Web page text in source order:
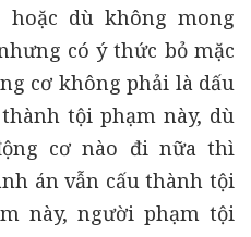
dù không mong
có ý thức bỏ mặc
cơ không phải là dấu
tội phạm này, dù
cơ nào đi nữa thì
án vẫn cấu thành tội
này, người phạm tội